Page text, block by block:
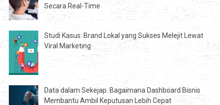
Secara Real-Time
Studi Kasus: Brand Lokal yang Sukses Melejit Lewat
Viral Marketing
Data dalam Sekejap: Bagaimana Dashboard Bisnis
Membantu Ambil Keputusan Lebih Cepat